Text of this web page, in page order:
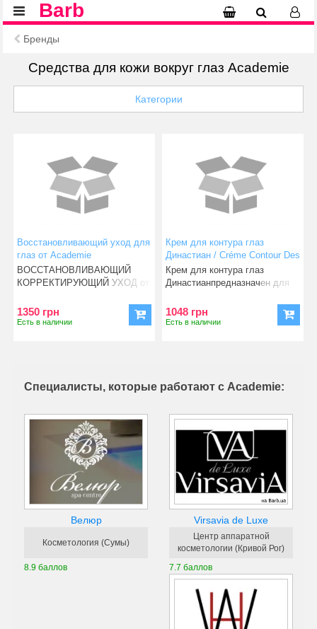
Barb
Бренды
Средства для кожи вокруг глаз Academie
Категории
Восстановливающий уход для
глаз от Academie
​​ВОССТАНОВЛИВАЮЩИЙ
КОРРЕКТИРУЮЩИЙ УХОД от
1350 грн
Есть в наличии
Крем для контура глаз
Династиан / Créme Contour Des
Yeux Dynastiane
Крем для контура глаз
Династианпредназначен для
1048 грн
Есть в наличии
Специалисты, которые работают с Academie:
Велюр
Косметология (Сумы)
8.9 баллов
Virsavia de Luxe
Центр аппаратной
косметологии (Кривой Рог)
7.7 баллов